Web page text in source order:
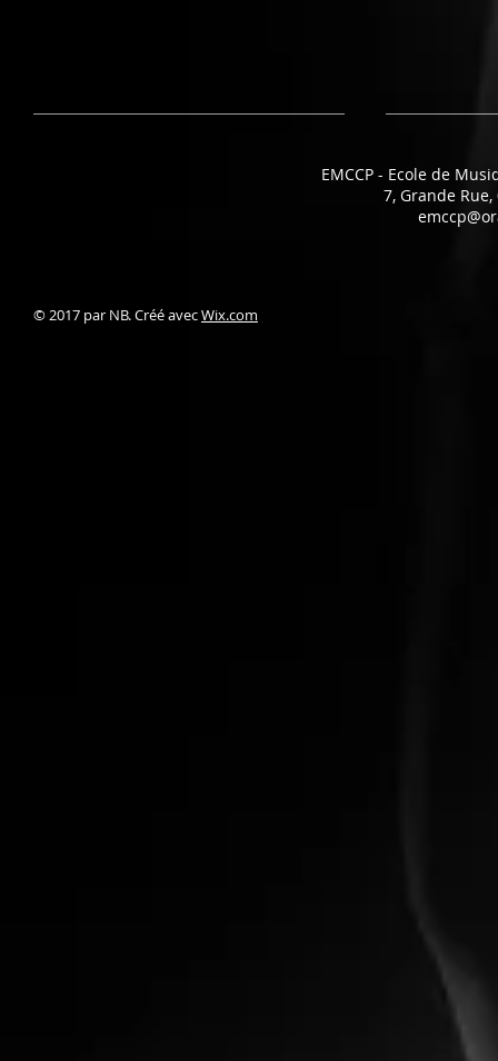
EMCCP - Ecole de
7, Grande Rue,
© 2017 par NB. Créé avecWix.com